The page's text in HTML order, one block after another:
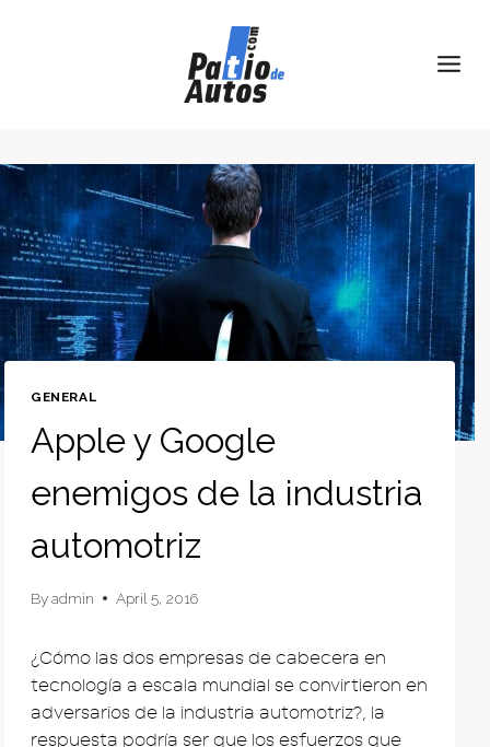
GENERAL
Apple y Google
enemigos de la industria
automotriz
Byadmin April 5, 2016
¿Cómo las dos empresas de cabecera en
tecnología a escala mundial se convirtieron en
adversarios de la industria automotriz?, la
respuesta podría ser que los esfuerzos que